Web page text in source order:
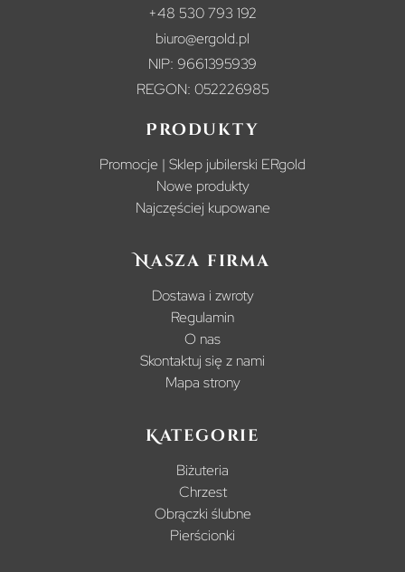
+48 530 793 192
biuro@ergold.pl
NIP: 9661395939
REGON: 052226985
Produkty
Promocje | Sklep jubilerski ERgold
Nowe produkty
Najczęściej kupowane
Nasza firma
Dostawa i zwroty
Regulamin
O nas
Skontaktuj się z nami
Mapa strony
Kategorie
Biżuteria
Chrzest
Obrączki ślubne
Pierścionki